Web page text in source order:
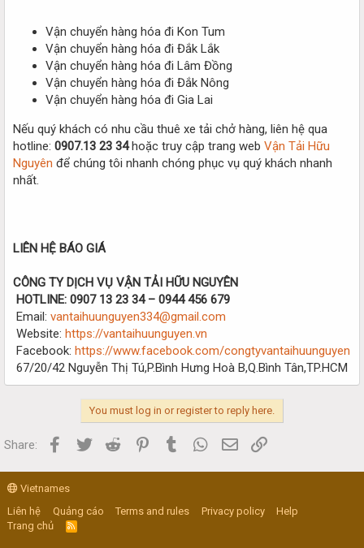
Vận chuyển hàng hóa đi Kon Tum
Vận chuyển hàng hóa đi Đắk Lắk
Vận chuyển hàng hóa đi Lâm Đồng
Vận chuyển hàng hóa đi Đắk Nông
Vận chuyển hàng hóa đi Gia Lai
Nếu quý khách có nhu cầu thuê xe tải chở hàng, liên hệ qua
hotline: 0907.13 23 34hoặc truy cập trang web Vận Tải Hữu
Nguyên để chúng tôi nhanh chóng phục vụ quý khách nhanh
nhất.
LIÊN HỆ BÁO GIÁ
CÔNG TY DỊCH VỤ VẬN TẢI HỮU NGUYÊN
HOTLINE: 0907 13 23 34 – 0944 456 679
Email: vantaihuunguyen334@gmail.com
Website: https://vantaihuunguyen.vn
Facebook: https://www.facebook.com/congtyvantaihuunguyen
67/20/42 Nguyễn Thị Tú,P.Bình Hưng Hoà B,Q.Bình Tân,TP.HCM
You must log in or register to reply here.
Share: Facebook
Twitter Reddit PinterestTumblr WhatsApp
Email
Vietnames
Liên hệ
Quảng cáo Terms and rules Privacy policy
Help
Trang chủ
R
S